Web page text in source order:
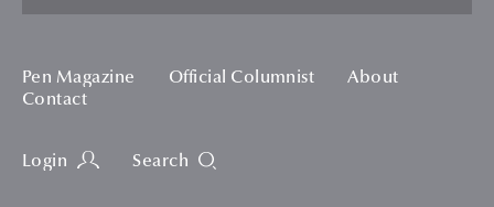
Pen Magazine Official Columnist
About
Contact
Login Search